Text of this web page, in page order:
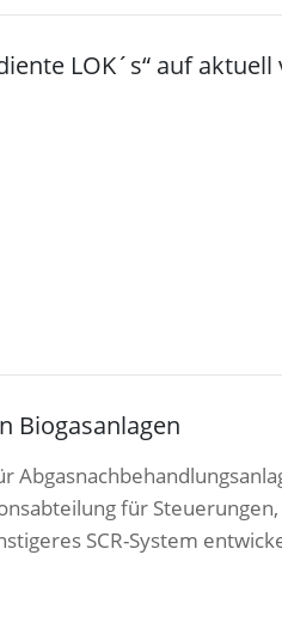
LOK´s“ auf
Biogasanlagen
für Steuerungen,
SCR-System